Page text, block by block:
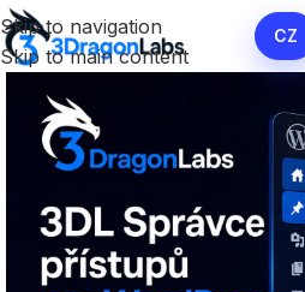
Skip to navigation
Skip to main content
CZ